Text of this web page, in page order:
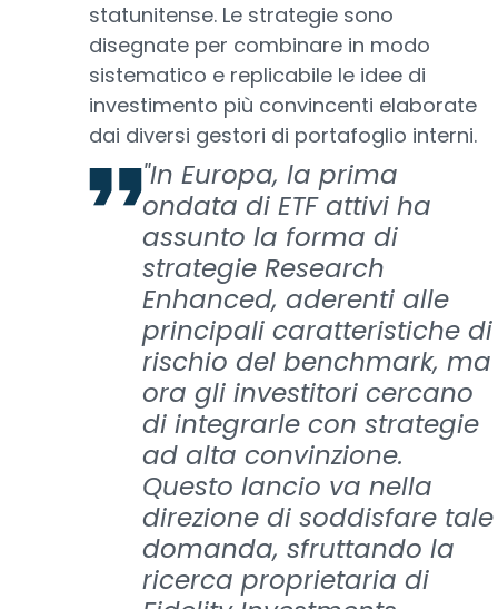
statunitense. Le strategie sono
disegnate per combinare in modo
sistematico e replicabile le idee di
investimento più convincenti elaborate
dai diversi gestori di portafoglio interni.
"In Europa, la prima
ondata di ETF attivi ha
assunto la forma di
strategie Research
Enhanced, aderenti alle
principali caratteristiche di
rischio del benchmark, ma
ora gli investitori cercano
di integrarle con strategie
ad alta convinzione.
Questo lancio va nella
direzione di soddisfare tale
domanda, sfruttando la
ricerca proprietaria di